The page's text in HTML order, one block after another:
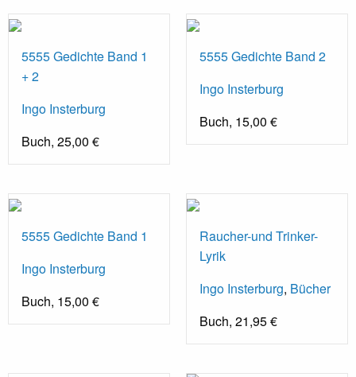
5555 Gedichte Band 1
+ 2
Ingo Insterburg
Buch, 25,00 €
5555 Gedichte Band 2
Ingo Insterburg
Buch, 15,00 €
5555 Gedichte Band 1
Ingo Insterburg
Buch, 15,00 €
Raucher-und Trinker-
Lyrik
Ingo Insterburg, Bücher
Buch, 21,95 €